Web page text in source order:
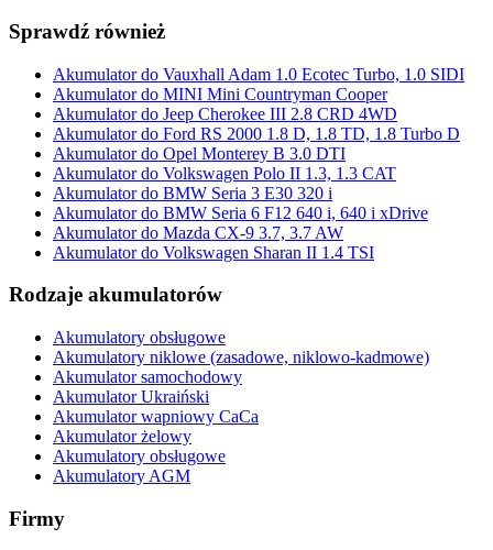
Sprawdź również
Akumulator do Vauxhall Adam 1.0 Ecotec Turbo, 1.0 SIDI
Akumulator do MINI Mini Countryman Cooper
Akumulator do Jeep Cherokee III 2.8 CRD 4WD
Akumulator do Ford RS 2000 1.8 D, 1.8 TD, 1.8 Turbo D
Akumulator do Opel Monterey B 3.0 DTI
Akumulator do Volkswagen Polo II 1.3, 1.3 CAT
Akumulator do BMW Seria 3 E30 320 i
Akumulator do BMW Seria 6 F12 640 i, 640 i xDrive
Akumulator do Mazda CX-9 3.7, 3.7 AW
Akumulator do Volkswagen Sharan II 1.4 TSI
Rodzaje akumulatorów
Akumulatory obsługowe
Akumulatory niklowe (zasadowe, niklowo-kadmowe)
Akumulator samochodowy
Akumulator Ukraiński
Akumulator wapniowy CaCa
Akumulator żelowy
Akumulatory obsługowe
Akumulatory AGM
Firmy